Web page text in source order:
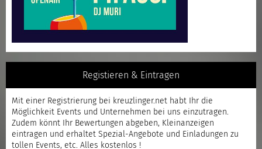
Registieren & Eintragen
Mit einer Registrierung bei kreuzlinger.net habt Ihr die
Möglichkeit Events und Unternehmen bei uns einzutragen.
Zudem könnt Ihr Bewertungen abgeben, Kleinanzeigen
eintragen und erhaltet Spezial-Angebote und Einladungen zu
tollen Events, etc. Alles kostenlos !